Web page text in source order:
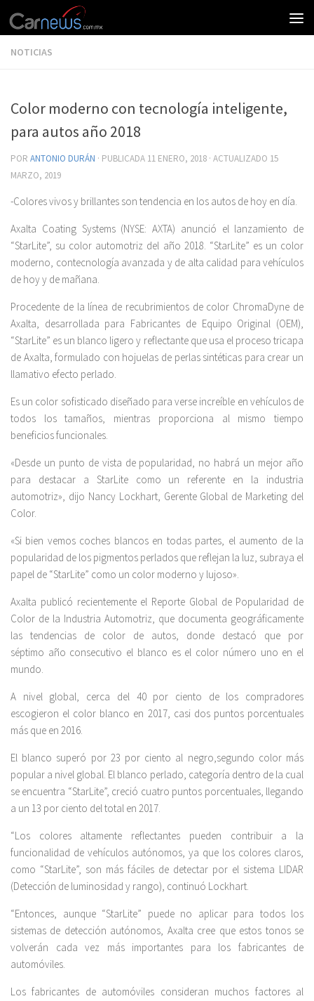
NOTICIAS
Color moderno con tecnología inteligente,
para autos año 2018
POR ANTONIO DURÁN · PUBLICADA 11 ENERO, 2018 · ACTUALIZADO 15
MARZO, 2019
-Colores vivos y brillantes son tendencia en los autos de hoy en día.
Axalta Coating Systems (NYSE: AXTA) anunció el lanzamiento de
“StarLite”, su color automotriz del año 2018. “StarLite” es un color
moderno, contecnología avanzada y de alta calidad para vehículos
de hoy y de mañana.
Procedente de la línea de recubrimientos de color ChromaDyne de
Axalta, desarrollada para Fabricantes de Equipo Original (OEM),
“StarLite” es un blanco ligero y reflectante que usa el proceso tricapa
de Axalta, formulado con hojuelas de perlas sintéticas para crear un
llamativo efecto perlado.
Es un color sofisticado diseñado para verse increíble en vehículos de
todos los tamaños, mientras proporciona al mismo tiempo
beneficios funcionales.
«Desde un punto de vista de popularidad, no habrá un mejor año
para destacar a StarLite como un referente en la industria
automotriz», dijo Nancy Lockhart, Gerente Global de Marketing del
Color.
«Si bien vemos coches blancos en todas partes, el aumento de la
popularidad de los pigmentos perlados que reflejan la luz, subraya el
papel de “StarLite” como un color moderno y lujoso».
Axalta publicó recientemente el Reporte Global de Popularidad de
Color de la Industria Automotriz, que documenta geográficamente
las tendencias de color de autos, donde destacó que por
séptimo año consecutivo el blanco es el color número uno en el
mundo.
A nivel global, cerca del 40 por ciento de los compradores
escogieron el color blanco en 2017, casi dos puntos porcentuales
más que en 2016.
El blanco superó por 23 por ciento al negro,segundo color más
popular a nivel global. El blanco perlado, categoría dentro de la cual
se encuentra “StarLite”, creció cuatro puntos porcentuales, llegando
a un 13 por ciento del total en 2017.
“Los colores altamente reflectantes pueden contribuir a la
funcionalidad de vehículos autónomos, ya que los colores claros,
como “StarLite”, son más fáciles de detectar por el sistema LIDAR
(Detección de luminosidad y rango), continuó Lockhart.
“Entonces, aunque “StarLite” puede no aplicar para todos los
sistemas de detección autónomos, Axalta cree que estos tonos se
volverán cada vez más importantes para los fabricantes de
automóviles.
Los fabricantes de automóviles consideran muchos factores al